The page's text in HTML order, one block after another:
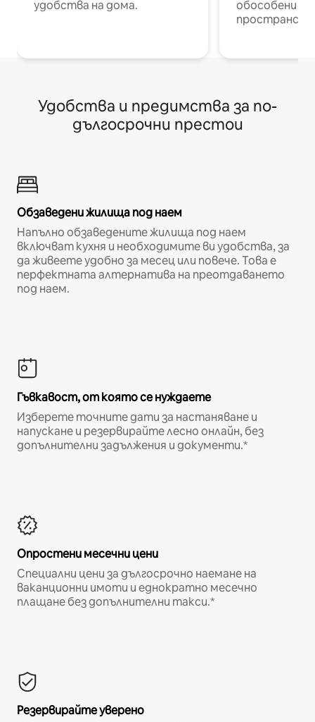
удобства на дома.
обособени
Удобства и предимства за по-
дългосрочни престои
Обзаведени жилища под наем
Напълно обзаведените жилища под наем
включват кухня и необходимите ви удобства, за
да живеете удобно за месец или повече. Това е
перфектната алтернатива на преотдаването
под наем.
Гъвкавост, от която се нуждаете
Изберете точните дати за настаняване и
напускане и резервирайте лесно онлайн, без
допълнителни задължения и документи.*
Опростени месечни цени
Специални цени за дългосрочно наемане на
ваканционни имоти и еднократно месечно
плащане без допълнителни такси.*
Резервирайте уверено